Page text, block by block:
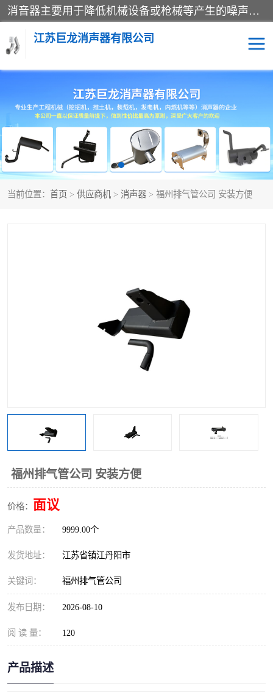
消音器主要用于降低机械设备或枪械等产生的噪声。它通过阻尼或增加排气面积来降低排气速度和功率，从而降低噪声。常见的消音器类型包括阻性消声器、抗性消声器、共振消声器以及阻抗复合式消声器等。这些消音器各有特点，适用于不同频率的噪声消除。
江苏巨龙消声器有限公司
当前位置： 首页 > 供应商机 > 消声器 > 福州排气管公司 安装方便
福州排气管公司 安装方便
价格： 面议
产品数量： 9999.00个
发货地址： 江苏省镇江丹阳市
关键词： 福州排气管公司
发布日期： 2026-08-10
阅 读 量： 120
产品描述
消声器